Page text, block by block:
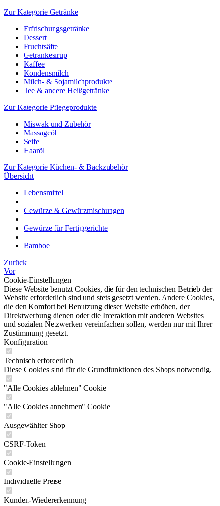
Zur Kategorie Getränke
Erfrischungsgetränke
Dessert
Fruchtsäfte
Getränkesirup
Kaffee
Kondensmilch
Milch- & Sojamilchprodukte
Tee & andere Heißgetränke
Zur Kategorie Pflegeprodukte
Miswak und Zubehör
Massageöl
Seife
Haaröl
Zur Kategorie Küchen- & Backzubehör
Übersicht
Lebensmittel
Gewürze & Gewürzmischungen
Gewürze für Fertiggerichte
Bamboe
Zurück
Vor
Cookie-Einstellungen
Diese Website benutzt Cookies, die für den technischen Betrieb der
Website erforderlich sind und stets gesetzt werden. Andere Cookies,
die den Komfort bei Benutzung dieser Website erhöhen, der
Direktwerbung dienen oder die Interaktion mit anderen Websites
und sozialen Netzwerken vereinfachen sollen, werden nur mit Ihrer
Zustimmung gesetzt.
Konfiguration
Technisch erforderlich
Diese Cookies sind für die Grundfunktionen des Shops notwendig.
"Alle Cookies ablehnen" Cookie
"Alle Cookies annehmen" Cookie
Ausgewählter Shop
CSRF-Token
Cookie-Einstellungen
Individuelle Preise
Kunden-Wiedererkennung